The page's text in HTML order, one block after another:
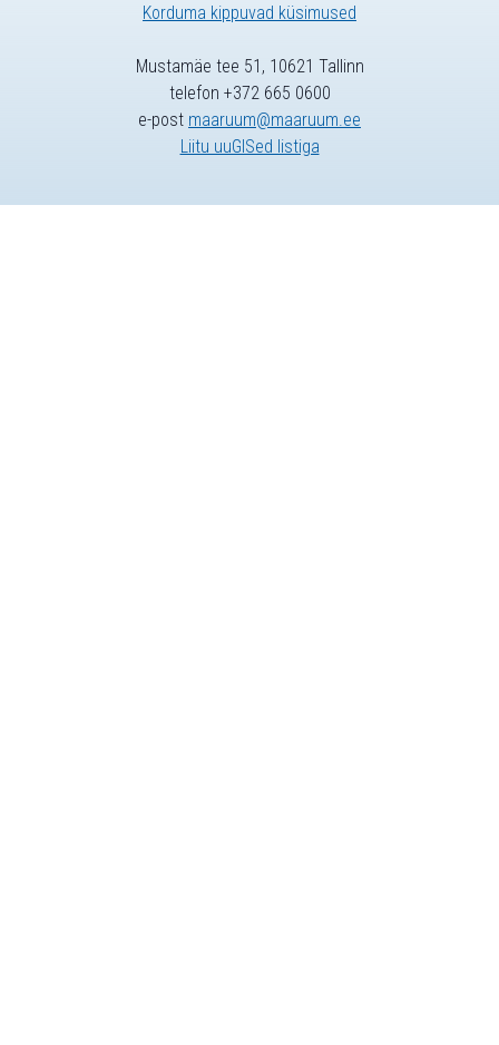
Korduma kippuvad küsimused
Mustamäe tee 51, 10621 Tallinn
telefon +372 665 0600
e-post maaruum@maaruum.ee
Liitu uuGISed listiga